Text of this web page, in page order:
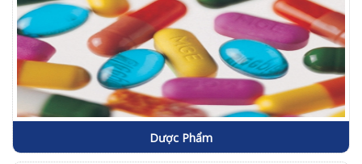
Dược Phẩm